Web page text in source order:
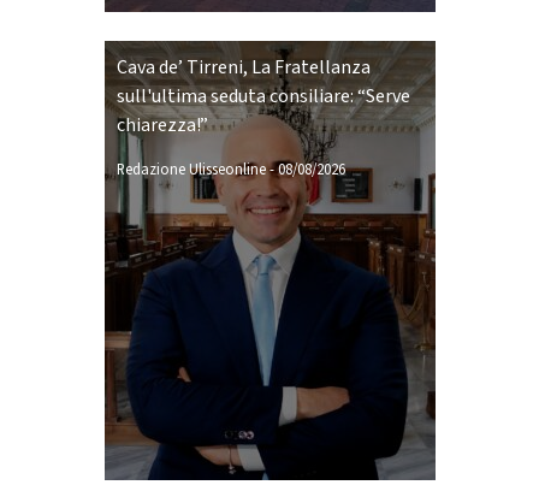
Cava de’ Tirreni, La Fratellanza
sull'ultima seduta consiliare: “Serve
chiarezza!”
Redazione Ulisseonline-08/08/2026